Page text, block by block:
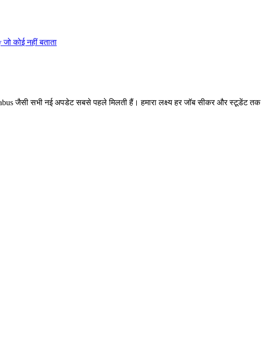
कोई नहीं बताता
जैसी सभी नई अपडेट सबसे पहले मिलती हैं। हमारा लक्ष्य हर जॉब सीकर और स्टूडेंट तक